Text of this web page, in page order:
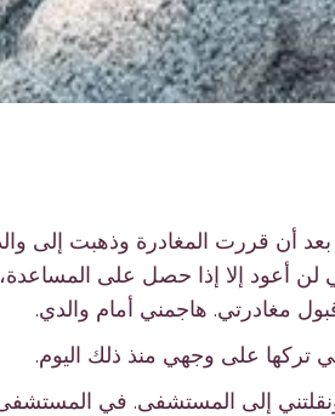
أن قررت المغادرة وذهبت إلى
لن أعود إلا إذا حصل على
مغادرتي. هاجمني أمام والدي.
تركها على وجهي منذ ذلك اليوم.